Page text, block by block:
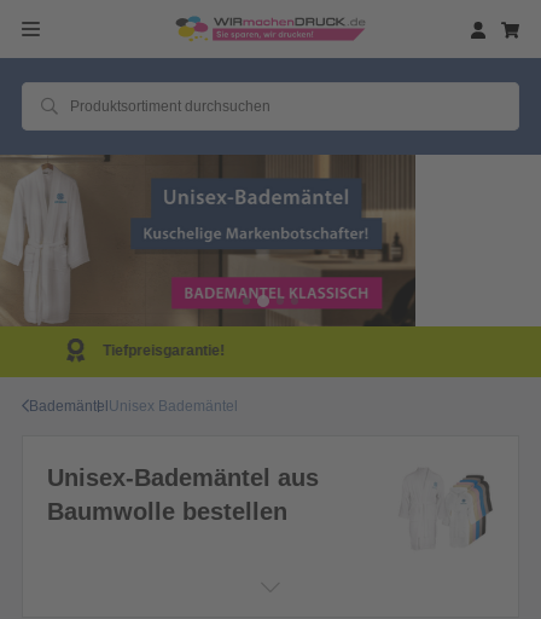
Same Day Produktion!
BademäntelUnisex Bademäntel
Unisex-Bademäntel aus
Baumwolle bestellen